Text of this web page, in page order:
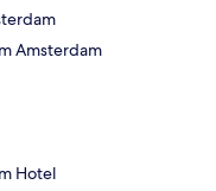
Amsterdam
Hotel